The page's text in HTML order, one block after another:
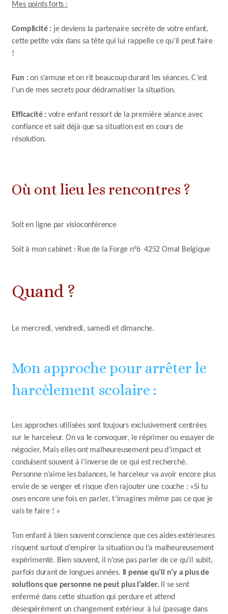
Mes points forts :
Complicité : je deviens la partenaire secrète de votre enfant,
cette petite voix dans sa tête qui lui rappelle ce qu’il peut faire
!
Fun :on s’amuse et on rit beaucoup durant les séances. C’est
l’un de mes secrets pour dédramatiser la situation.
Efficacité : votre enfant ressort de la première séance avec
confiance et sait déjà que sa situation est en cours de
résolution.
Où ont lieu les rencontres ?
Soit en ligne par visioconférence
Soit à mon cabinet : Rue de la Forge n°6 4252 Omal Belgique
Quand ?
Le mercredi, vendredi, samedi et dimanche.
Mon approche pour arrêter le
harcèlement scolaire :
Les approches utilisées sont toujours exclusivement centrées
sur le harceleur. On va le convoquer, le réprimerou essayerde
négocier. Mais elles ont malheureusement peu d’impact et
conduisent souvent à l’inversedece qui est recherché.
Personne n’aime les balances, le harceleur va avoir encore plus
envie de se venger et risque d’en rajouter une couche : «Si tu
oses encore une fois en parler,t’imagines même pas ce que je
vais te faire ! »
Ton enfant à bien souvent conscience que ces aides extérieures
risquent surtout d’empirer la situation ou l’a malheureusement
expérimenté. Bien souvent, il n’ose pas parler de ce qu’il subit,
parfois durant de longues années.
Il pense qu’il n’y a plus de
solutions que personne ne peut plus l’aider.Il se sent
enfermé dans cette situation qui perdure et attend
désespérément un changement extérieur à lui (passage dans